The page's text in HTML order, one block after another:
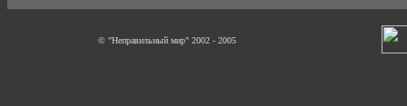
© "Неправильный мир" 2002 - 2005